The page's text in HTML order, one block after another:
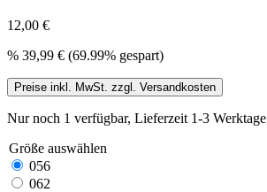
12,00 €
% 39,99 € (69.99% gespart)
Preise inkl. MwSt. zzgl. Versandkosten
Nur noch 1 verfügbar, Lieferzeit 1-3 Werktage
Größe auswählen
056
062